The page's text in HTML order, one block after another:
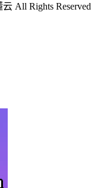
All Rights Reserved